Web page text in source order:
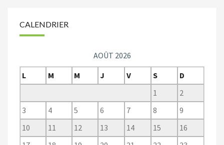
CALENDRIER
AOÛT 2026
L
M M J V S
D
1
2
3
4 5 6 7 8
9
10
11 12 13 14 15
16